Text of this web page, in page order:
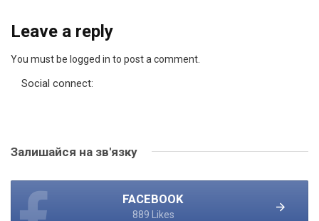
Leave a reply
You must be logged in to post a comment.
Social connect:
Залишайся на зв'язку
FACEBOOK
889 Likes